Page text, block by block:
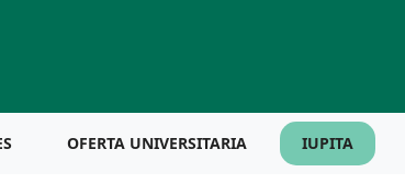
OFERTA UNIVERSITARIA IUPITA